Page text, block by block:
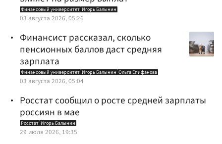
Финансовый университет Игорь Балынин
03 августа 2026, 05:26
Финансист рассказал, сколько
пенсионных баллов даст средняя
зарплата
Финансовый университет Игорь Балынин Ольга Епифанова
03 августа 2026, 05:04
Росстат сообщил о росте средней зарплаты
россиян в мае
Росстат Игорь Балынин
29 июля 2026, 19:35